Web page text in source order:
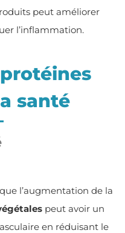
peut améliorer
l’inflammation.
santé
l’augmentation de la
peut avoir un
en réduisant le